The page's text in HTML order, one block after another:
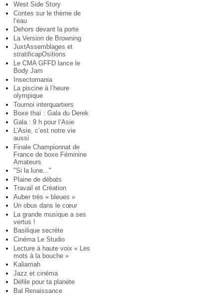
West Side Story
Contes sur le thème de
l’eau
Dehors devant la porte
La Version de Browning
JuxtAssemblages et
stratificapOsitions
Le CMA GFFD lance le
Body Jam
Insectomania
La piscine à l’heure
olympique
Tournoi interquartiers
Boxe thaï : Gala du Derek
Gala : 9 h pour l’Asie
L’Asie, c’est notre vie
aussi
Finale Championnat de
France de boxe Féminine
Amateurs
"Si la lune..."
Plaine de débats
Travail et Création
Auber très « bleues »
Un obus dans le cœur
La grande musique a ses
vertus !
Basilique secrète
Cinéma Le Studio
Lecture à haute voix « Les
mots à la bouche »
Kaliamah
Jazz et cinéma
Défile pour ta planète
Bal Renaissance